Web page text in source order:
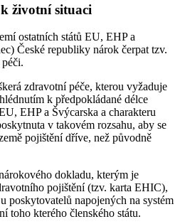
životní situaci
ostatních států EU, EHP a
České republiky nárok čerpat tzv.
zdravotní péče, kterou vyžaduje
k předpokládané délce
EHP a Švýcarska a charakteru
v takovém rozsahu, aby se
pojištění dříve, než původně
dokladu, kterým je
pojištění (tzv. karta EHIC),
poskytovatelů napojených na systém
toho kterého členského státu.